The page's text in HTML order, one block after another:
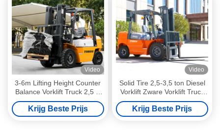
Video
3-6m Lifting Height Counter
Balance Vorklift Truck 2,5 t-
3,5 t EPA Certified
Krijg Beste Prijs
Video
Solid Tire 2,5-3,5 ton Diesel
Vorklift Zware Vorklift Truck
Voor Warehouse
Krijg Beste Prijs